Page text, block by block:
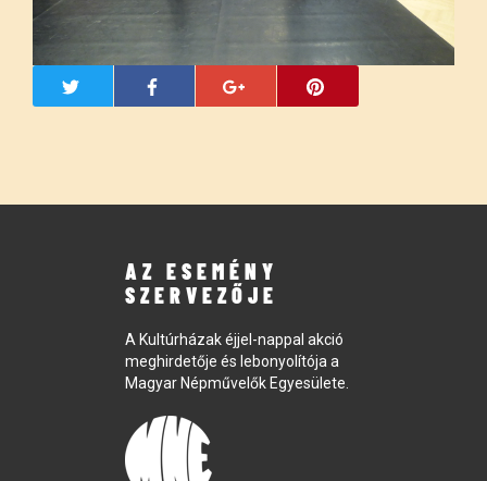
AZ ESEMÉNY
SZERVEZŐJE
A Kultúrházak éjjel-nappal akció
meghirdetője és lebonyolítója a
Magyar Népművelők Egyesülete.